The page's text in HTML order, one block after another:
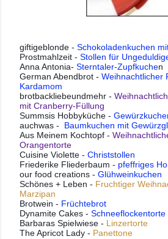
giftigeblonde - Schokoladenkuchen
Prostmahlzeit - Stollen für
Anna Antonia- Sterntaler-Zupfkuchen
German Abendbrot - Weihnachtlicher
Kardamom
brotbackliebeundmehr -
mit Cranberry-Füllung
Summsis Hobbyküche -
auchwas - Baumkuchen mit
Aus Meinem Kochtopf -
Orangentorte
Cuisine Violette - Christstollen
Friederike Fliederbaum - pfeffriges
our food creations - Glühweinkuchen
Schönes + Leben - Fruchtiger
Marzipan
Brotwein - Früchtebrot
Dynamite Cakes -
Barbaras Spielwiese - Linzertorte
The Apricot Lady - Panettone